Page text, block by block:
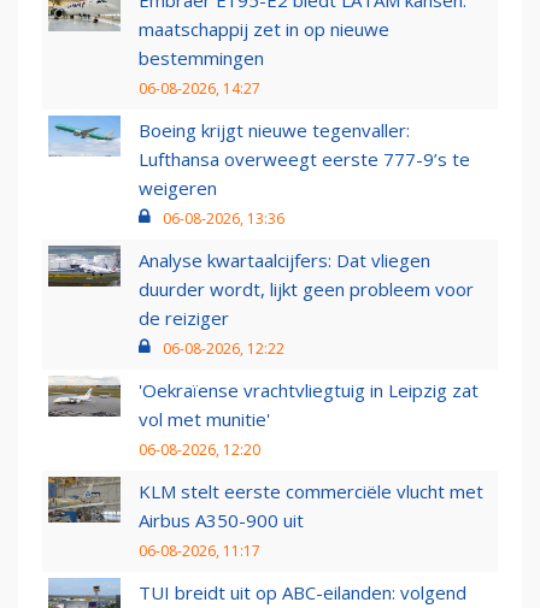
maatschappij zet in op nieuwe
bestemmingen
06-08-2026, 14:27
Boeing krijgt nieuwe tegenvaller:
Lufthansa overweegt eerste 777-9’s te
weigeren
06-08-2026, 13:36
Analyse kwartaalcijfers: Dat vliegen
duurder wordt, lijkt geen probleem voor
de reiziger
06-08-2026, 12:22
'Oekraïense vrachtvliegtuig in Leipzig zat
vol met munitie'
06-08-2026, 12:20
KLM stelt eerste commerciële vlucht met
Airbus A350-900 uit
06-08-2026, 11:17
TUI breidt uit op ABC-eilanden: volgend